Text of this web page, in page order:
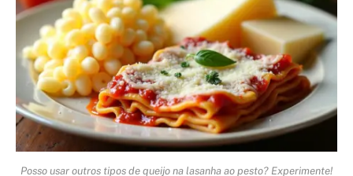
Posso usar outros tipos de queijo na lasanha ao pesto? Experimente!